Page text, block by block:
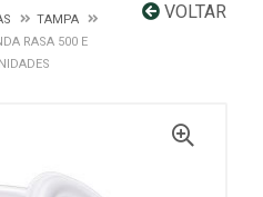
VOLTAR
TAMPA
RASA 500 E